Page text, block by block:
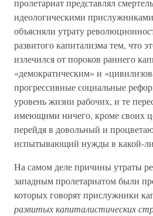
пролетариат представлял
идеологическими
объясняли утрату
развитого капитализма тем, что
излечился от пороков раннего
«демократическим» и
прогрессивные социальные
уровень жизни рабочих, и те
имеющими ничего, кроме своих
перейдя в довольный и
испытывающий нужды в какой-
На самом деле причины утраты
западным пролетариатом были
которых говорят прислужники
развитых капиталистических